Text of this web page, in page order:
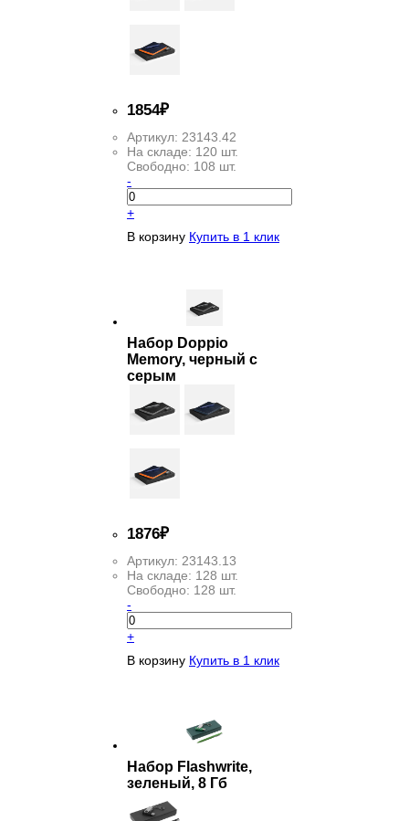
1854₽
Артикул: 23143.42
На складе: 120 шт.
Свободно: 108 шт.
-
+
В корзину Купить в 1 клик
Набор Doppio
Memory, черный с
серым
1876₽
Артикул: 23143.13
На складе: 128 шт.
Свободно: 128 шт.
-
+
В корзину Купить в 1 клик
Набор Flashwrite,
зеленый, 8 Гб